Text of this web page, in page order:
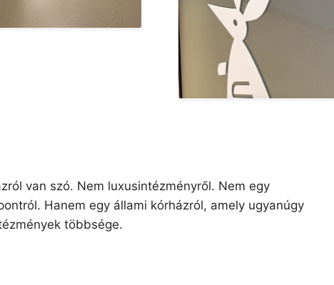
van szó. Nem luxusintézményről. Nem egy
Hanem egy állami kórházról, amely ugyanúgy
többsége.